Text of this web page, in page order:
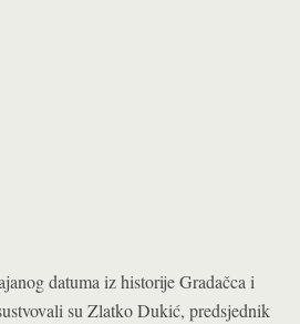
datuma iz historije Gradačca i
su Zlatko Dukić, predsjednik